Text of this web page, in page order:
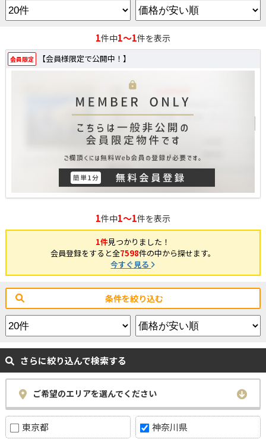
1件中1～1件を表示
会員限定 【会員様限定で公開中！】
1件中1～1件を表示
1件見つかりました！
会員登録をすると全7598件の中から探せます。
今すぐ見る
条件を絞り込む
さらに絞り込んで検索する
ご希望のエリアを選んでください
東京都 神奈川県